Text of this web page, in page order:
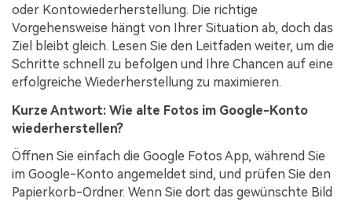
oder Kontowiederherstellung. Die richtige
Vorgehensweise hängt von Ihrer Situation ab, doch das
Ziel bleibt gleich. Lesen Sie den Leitfaden weiter, um die
Schritte schnell zu befolgen und Ihre Chancen auf eine
erfolgreiche Wiederherstellung zu maximieren.
Kurze Antwort: Wie alte Fotos im Google-Konto
wiederherstellen?
Öffnen Sie einfach die Google Fotos App, während Sie
im Google-Konto angemeldet sind, und prüfen Sie den
Papierkorb-Ordner. Wenn Sie dort das gewünschte Bild